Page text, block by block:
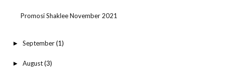
Promosi Shaklee November 2021
► September(1)
► August(3)